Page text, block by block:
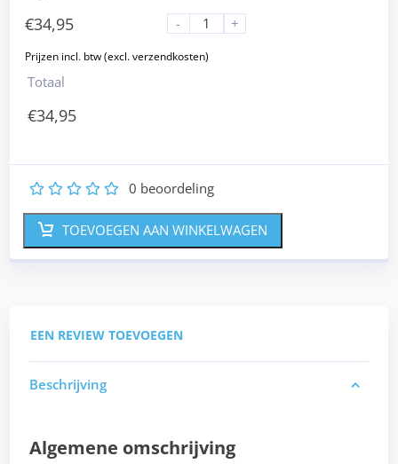
€34,95
-
+
Totaal
€34,95
5
4
3
2 0 beoordeling
TOEVOEGEN AAN WINKELWAGEN
EEN REVIEW TOEVOEGEN
Beschrijving
Algemene omschrijving